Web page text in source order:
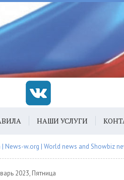
НАШИ УСЛУГИ
News-w.org | World news and Showbiz
2023, Пятница